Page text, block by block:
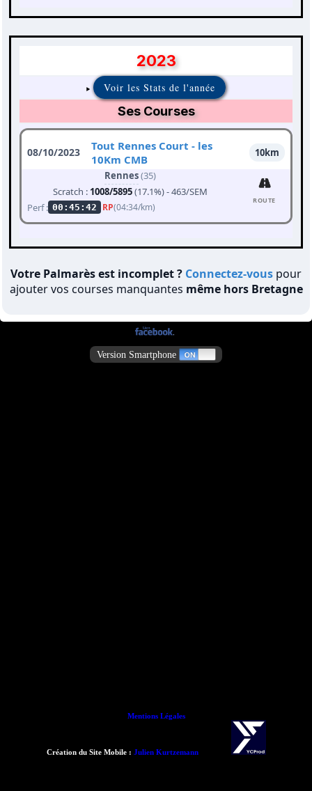
2023
Voir les Stats de l'année
Ses Courses
08/10/2023
Tout Rennes Court - les
10Km CMB
10km
Rennes(35)
Scratch : 1008/5895(17.1%) - 463/SEM
Perf : 00:45:42 RP(04:34/km)
ROUTE
Votre Palmarès est incomplet ? Connectez-vous pour
ajouter vos courses manquantes même hors Bretagne
Version Smartphone
Mentions Légales
Création du Site Mobile : Julien Kurtzemann- 2015 -